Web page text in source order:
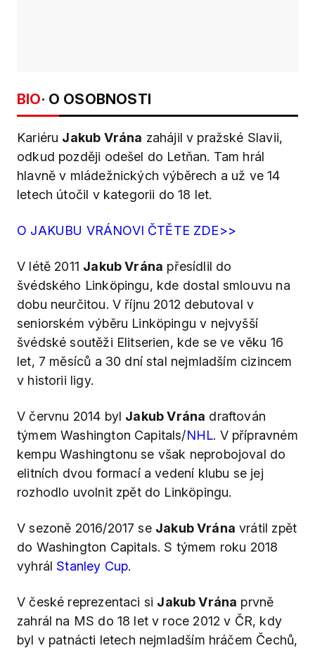
BIO· O OSOBNOSTI
Kariéru Jakub Vrána zahájil v pražské Slavii,
odkud později odešel do Letňan. Tam hrál
hlavně v mládežnických výběrech a už ve 14
letech útočil v kategorii do 18 let.
O JAKUBU VRÁNOVI ČTĚTE ZDE>>
V létě 2011 Jakub Vrána přesídlil do
švédského Linköpingu, kde dostal smlouvu na
dobu neurčitou. V říjnu 2012 debutoval v
seniorském výběru Linköpingu v nejvyšší
švédské soutěži Elitserien, kde se ve věku 16
let, 7 měsíců a 30 dní stal nejmladším cizincem
v historii ligy.
V červnu 2014 byl Jakub Vrána draftován
týmem Washington Capitals/NHL. V přípravném
kempu Washingtonu se však neprobojoval do
elitních dvou formací a vedení klubu se jej
rozhodlo uvolnit zpět do Linköpingu.
V sezoně 2016/2017 se Jakub Vrána vrátil zpět
do Washington Capitals. S týmem roku 2018
vyhrál Stanley Cup.
V české reprezentaci si Jakub Vrána prvně
zahrál na MS do 18 let v roce 2012 v ČR, kdy
byl v patnácti letech nejmladším hráčem Čechů,